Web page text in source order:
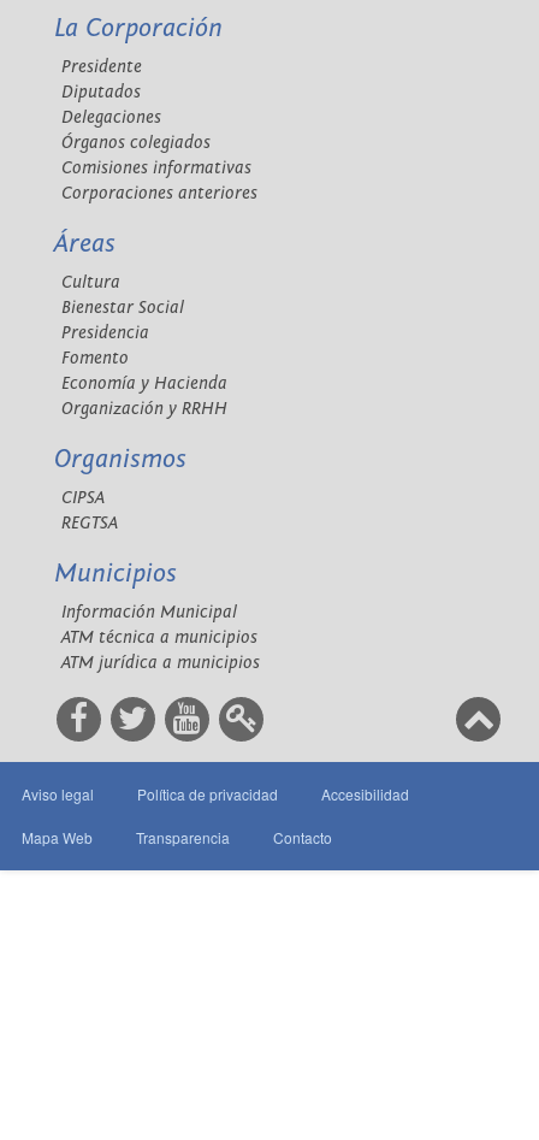
La Corporación
Presidente
Diputados
Delegaciones
Órganos colegiados
Comisiones informativas
Corporaciones anteriores
Áreas
Cultura
Bienestar Social
Presidencia
Fomento
Economía y Hacienda
Organización y RRHH
Organismos
CIPSA
REGTSA
Municipios
Información Municipal
ATM técnica a municipios
ATM jurídica a municipios
Aviso legal Política de privacidad Accesibilidad
Mapa Web Transparencia Contacto